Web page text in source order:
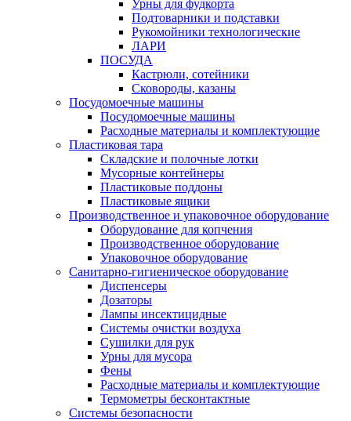
Урны для фудкорта
Подтоварники и подставки
Рукомойники технологические
ЛАРИ
ПОСУДА
Кастрюли, сотейники
Сковороды, казаны
Посудомоечные машины
Посудомоечные машины
Расходные материалы и комплектующие
Пластиковая тара
Складские и полочные лотки
Мусорные контейнеры
Пластиковые поддоны
Пластиковые ящики
Производственное и упаковочное оборудование
Оборудование для копчения
Производственное оборудование
Упаковочное оборудование
Санитарно-гигиеническое оборудование
Диспенсеры
Дозаторы
Лампы инсектицидные
Системы очистки воздуха
Сушилки для рук
Урны для мусора
Фены
Расходные материалы и комплектующие
Термометры бесконтактные
Системы безопасности